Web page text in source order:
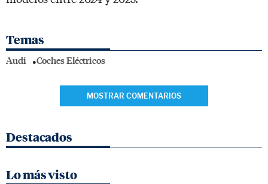
Temas
Audi Coches Eléctricos
MOSTRAR COMENTARIOS
Destacados
Lo más visto